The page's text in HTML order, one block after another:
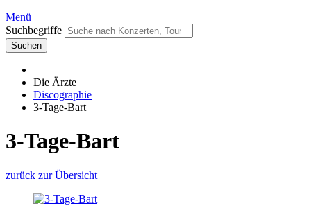
Menü
Suchbegriffe
Suchen
Die Ärzte
Discographie
3-Tage-Bart
3-Tage-Bart
zurück zur Übersicht